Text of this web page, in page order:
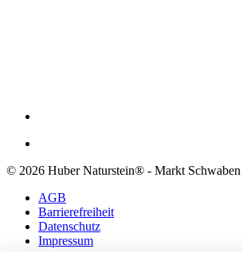
© 2026 Huber Naturstein® - Markt Schwaben
AGB
Barrierefreiheit
Datenschutz
Impressum